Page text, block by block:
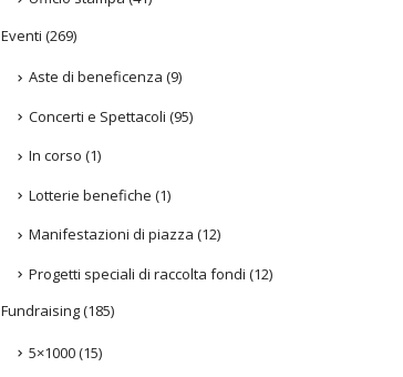
Eventi (269)
Aste di beneficenza (9)
Concerti e Spettacoli (95)
In corso (1)
Lotterie benefiche (1)
Manifestazioni di piazza (12)
Progetti speciali di raccolta fondi (12)
Fundraising(185)
5×1000(15)